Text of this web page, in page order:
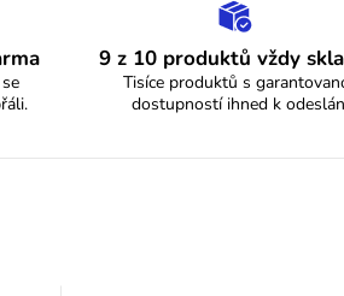
9 z 10 produktů vždy
Tisíce produktů s
dostupností ihned k